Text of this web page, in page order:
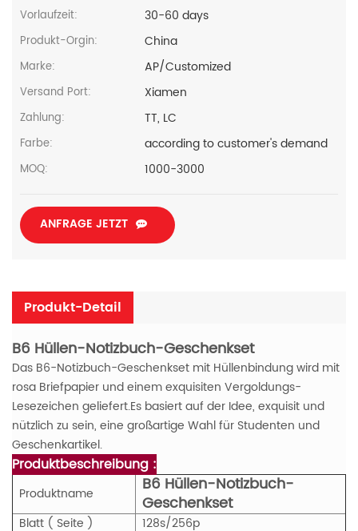
Vorlaufzeit: 30-60 days
Produkt-Orgin: China
Marke: AP/Customized
Versand Port: Xiamen
Zahlung: TT, LC
Farbe: according to customer's demand
MOQ: 1000-3000
ANFRAGE JETZT
Produkt-Detail
B6 Hüllen-Notizbuch-Geschenkset
Das B6-Notizbuch-Geschenkset mit Hüllenbindung wird mit
rosa Briefpapier und einem exquisiten Vergoldungs-
Lesezeichen geliefert.Es basiert auf der Idee, exquisit und
nützlich zu sein, eine großartige Wahl für Studenten und
Geschenkartikel.
Produktbeschreibung :
Produktname
B6 Hüllen-Notizbuch-
Geschenkset
Blatt ( Seite )
128s/256p